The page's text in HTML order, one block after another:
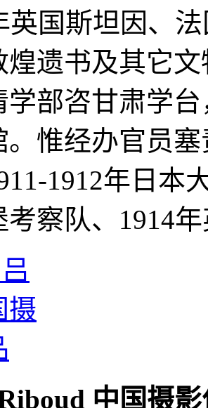
英国斯坦因、
煌遗书及其它
学部咨甘肃学
。惟经办官员
1912年日本
考察队、1914
中国摄